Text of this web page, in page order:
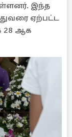
இந்த
ஏற்பட்ட
28 ஆக